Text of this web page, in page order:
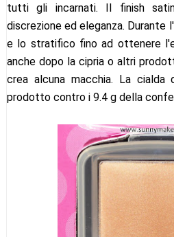
tutti gli incarnati. Il finish
discrezione ed eleganza. Durante
e lo stratifico fino ad ottenere
anche dopo la cipria o altri
crea alcuna macchia. La
prodotto contro i 9.4 g della